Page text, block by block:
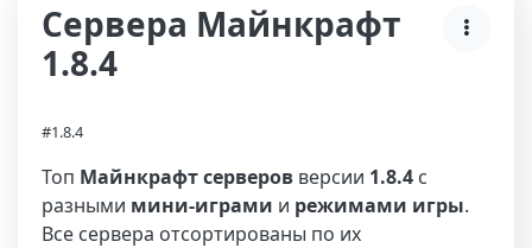
Сервера Майнкрафт
1.8.4
#1.8.4
Топ Майнкрафт серверов версии 1.8.4 с
разными мини-играми и режимами игры.
Все сервера отсортированы по их